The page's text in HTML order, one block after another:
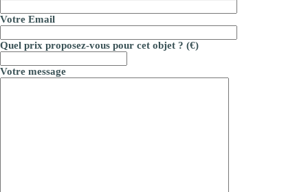
Votre Email
Quel prix proposez-vous pour cet objet ? (€)
Votre message